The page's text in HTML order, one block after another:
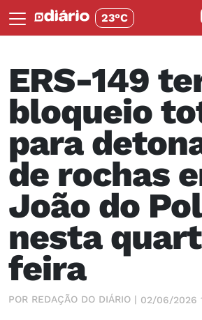
23°C
ERS-149
bloqueio
para
de rochas
João do
nesta
feira
POR REDAÇÃO DO DIÁRIO | 02/06/2026